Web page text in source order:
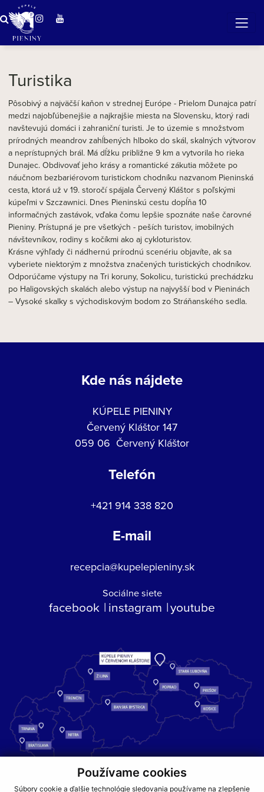
Používame cookies
Súbory cookie a ďalšie technológie sledovania používame na zlepšenie
Turistika
Pôsobivý a najväčší kaňon v strednej Európe - Prielom Dunajca patrí
medzi najobľúbenejšie a najkrajšie miesta na Slovensku, ktorý radi
navštevujú domáci i zahraniční turisti. Je to územie s množstvom
prírodných meandrov zahĺbených hlboko do skál, skalných výtvorov
a neprístupných brál. Má dĺžku približne 9 km a vytvorila ho rieka
Dunajec. Obdivovať jeho krásy a romantické zákutia môžete po
náučnom bezbariérovom turistickom chodníku nazvanom Pieninská
cesta, ktorá už v 19. storočí spájala Červený Kláštor s poľskými
kúpeľmi v Szczawnici. Dnes Pieninskú cestu dopĺňa 10
informačných zastávok, vďaka čomu lepšie spoznáte naše čarovné
Pieniny. Prístupná je pre všetkých - peších turistov, imobilných
návštevníkov, rodiny s kočíkmi ako aj cykloturistov.
Krásne výhľady či nádhernú prírodnú scenériu objavíte, ak sa
vyberiete niektorým z množstva značených turistických chodníkov.
Odporúčame výstupy na Tri koruny, Sokolicu, turistickú prechádzku
po Haligovských skalách alebo výstup na najvyšší bod v Pieninách
– Vysoké skalky s východiskovým bodom zo Stráňanského sedla.
Kde nás nájdete
KÚPELE PIENINY
Červený Kláštor 147
059 06 Červený Kláštor
Telefón
+421 914 338 820
E-mail
recepcia@kupelepieniny.sk
Sociálne siete
facebook instagram youtube
Kúpele Pieniny – miesto, kde sa príroda stretáva s liečivou silou